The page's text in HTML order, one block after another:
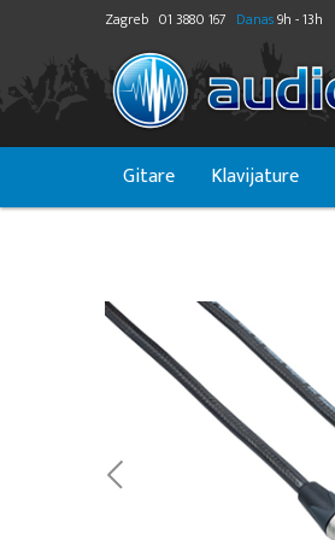
Zagreb 01 3880 167 Danas9h - 13h
Gitare Klavijature